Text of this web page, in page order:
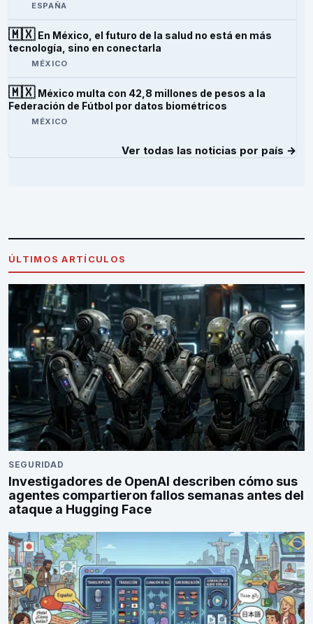
ESPAÑA
🇲🇽 En México, el futuro de la salud no está en más
tecnología, sino en conectarla
MÉXICO
🇲🇽 México multa con 42,8 millones de pesos a la
Federación de Fútbol por datos biométricos
MÉXICO
Ver todas las noticias por país →
ÚLTIMOS ARTÍCULOS
SEGURIDAD
Investigadores de OpenAI describen cómo sus
agentes compartieron fallos semanas antes del
ataque a Hugging Face